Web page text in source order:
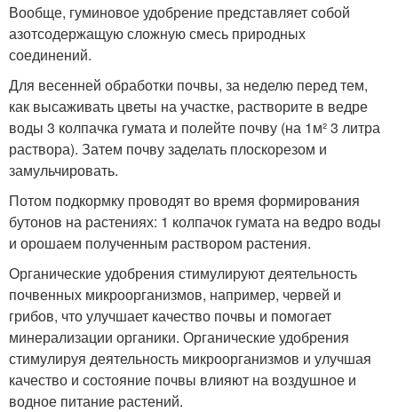
Вообще, гуминовое удобрение представляет собой
азотсодержащую сложную смесь природных
соединений.
Для весенней обработки почвы, за неделю перед тем,
как высаживать цветы на участке, растворите в ведре
воды 3 колпачка гумата и полейте почву (на 1м² 3 литра
раствора). Затем почву заделать плоскорезом и
замульчировать.
Потом подкормку проводят во время формирования
бутонов на растениях: 1 колпачок гумата на ведро воды
и орошаем полученным раствором растения.
Органические удобрения стимулируют деятельность
почвенных микроорганизмов, например, червей и
грибов, что улучшает качество почвы и помогает
минерализации органики. Органические удобрения
стимулируя деятельность микроорганизмов и улучшая
качество и состояние почвы влияют на воздушное и
водное питание растений.